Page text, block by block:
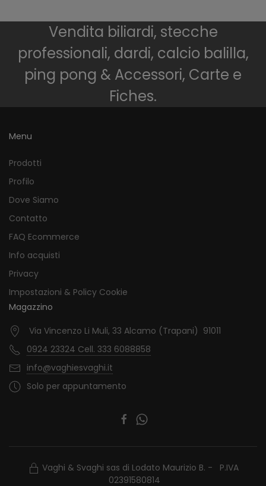
Vendita biliardi, stecche
professionali, dardi, calcio balilla,
ping pong & Accessori, Carte e
Fiches.
Menu
Prodotti
Profilo
Dove Siamo
Contatto
FAQ Ecommerce
Info acquisti
Privacy
Impostazioni & Policy Cookie
Magazzino
Via Vincenzo Li Muli, 33 Alcamo (Trapani) 91011
0924 23324 Cell. 333 6088858
info@vaghiesvaghi.it
Solo per appuntamento
Vaghi & Svaghi sas di Lodato Maurizio B. - P.IVA
02391580814